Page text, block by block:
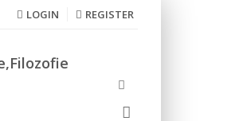
LOGIN REGISTER